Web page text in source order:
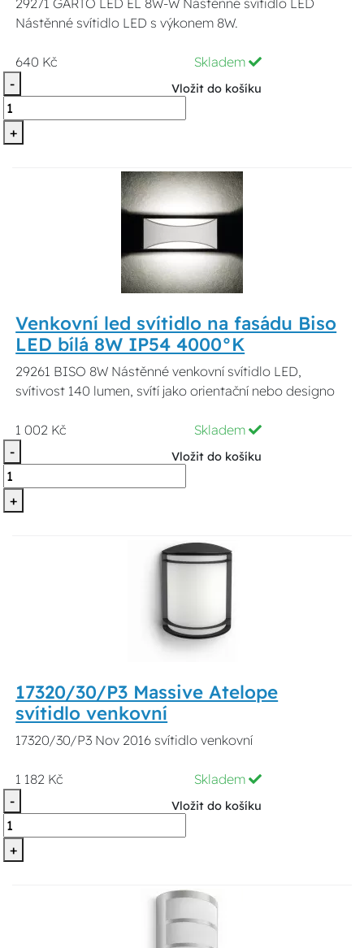
Nástěnné svítidlo LED s výkonem 8W.
640 Kč
Skladem
-
+
Vložit do košíku
Venkovní led svítidlo na fasádu Biso
LED bílá 8W IP54 4000°K
29261 BISO 8W Nástěnné venkovní svítidlo LED,
svítivost 140 lumen, svítí jako orientační nebo designo
1 002 Kč
Skladem
-
+
Vložit do košíku
17320/30/P3 Massive Atelope
svítidlo venkovní
17320/30/P3 Nov 2016 svítidlo venkovní
1 182 Kč
Skladem
-
+
Vložit do košíku